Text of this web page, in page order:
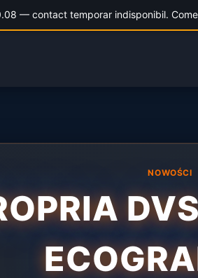
— contact temporar indisponibil.
NOWOŚCI